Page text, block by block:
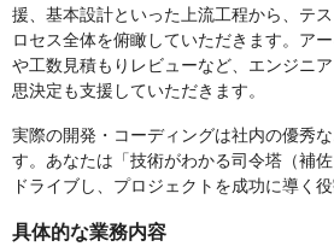
援、基本設計といった上流工程から、テ
ロセス全体を俯瞰していただきます。ア
や工数見積もりレビューなど、エンジニ
思決定も支援していただきます。
実際の開発・コーディングは社内の優秀
す。あなたは「技術がわかる司令塔（補
ドライブし、プロジェクトを成功に導く
具体的な業務内容